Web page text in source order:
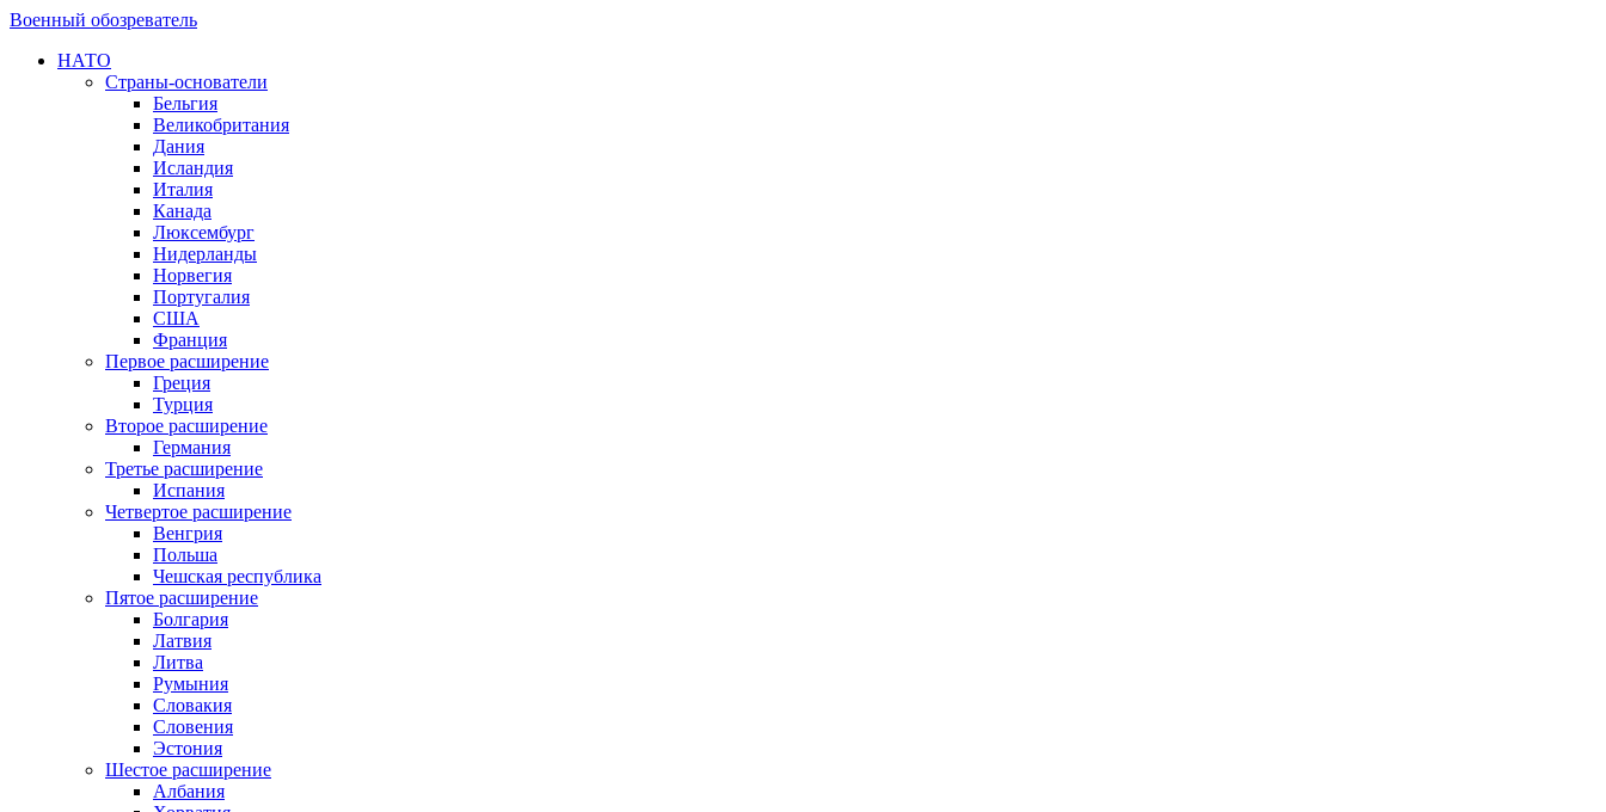
Военный обозреватель
НАТО
Страны-основатели
Бельгия
Великобритания
Дания
Исландия
Италия
Канада
Люксембург
Нидерланды
Норвегия
Португалия
США
Франция
Первое расширение
Греция
Турция
Второе расширение
Германия
Третье расширение
Испания
Четвертое расширение
Венгрия
Польша
Чешская республика
Пятое расширение
Болгария
Латвия
Литва
Румыния
Словакия
Словения
Эстония
Шестое расширение
Албания